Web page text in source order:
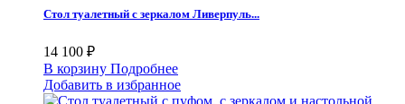
Стол туалетный с зеркалом Ливерпуль...
14 100 ₽
В корзину Подробнее
Добавить в избранное